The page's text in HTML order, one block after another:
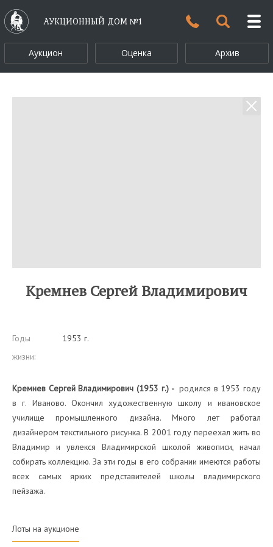
АУКЦИОННЫЙ ДОМ №1
Аукцион Оценка Архив
Кремнев Сергей Владимирович
Годы
жизни:
1953 г.
Кремнев Сергей Владимирович (1953 г.) - родился в 1953 году
в г. Иваново. Окончил художественную школу и ивановское
училище промышленного дизайна. Много лет работал
дизайнером текстильного рисунка. В 2001 году переехал жить во
Владимир и увлекся Владимирской школой живописи, начал
собирать коллекцию. За эти годы в его собрании имеются работы
всех самых ярких представителей школы владимирского
пейзажа.
Лоты на аукционе